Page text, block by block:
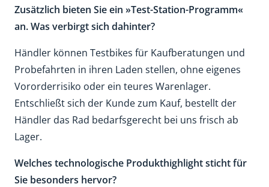
Zusätzlich bieten Sie ein »Test-Station-Programm«
an. Was verbirgt sich dahinter?
Händler können Testbikes für Kaufberatungen und
Probefahrten in ihren Laden stellen, ohne eigenes
Vororderrisiko oder ein teures Warenlager.
Entschließt sich der Kunde zum Kauf, bestellt der
Händler das Rad bedarfsgerecht bei uns frisch ab
Lager.
Welches technologische Produkthighlight sticht für
Sie besonders hervor?